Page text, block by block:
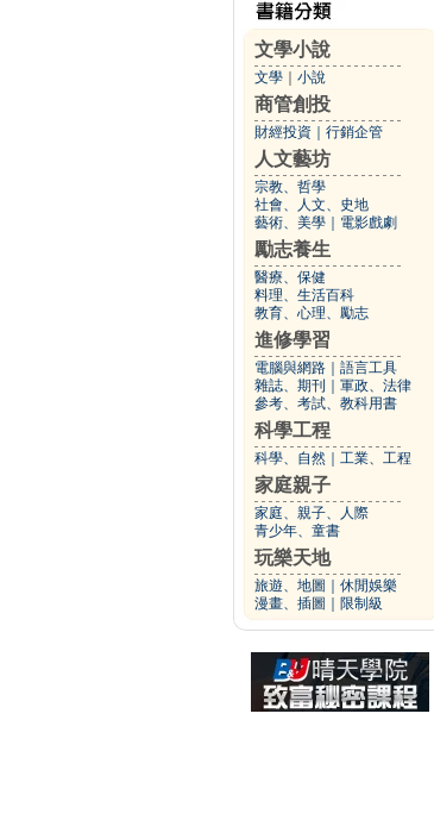
文學小說
文學 小說
商管創投
財經投資 行銷企管
人文藝坊
宗教、哲學
社會、人文、史地
藝術、美學
電影戲劇
勵志養生
醫療、保健
料理、生活百科
教育、心理、勵志
進修學習
電腦與網路
語言工具
雜誌、期刊
軍政、法律
參考、考試、教科用書
科學工程
科學、自然 工業、工程
家庭親子
家庭、親子、人際
青少年、童書
玩樂天地
旅遊、地圖
休閒娛樂
漫畫、插圖
限制級